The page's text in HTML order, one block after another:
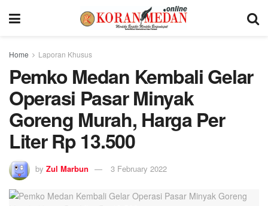
Home Laporan Khusus
Pemko Medan Kembali Gelar
Operasi Pasar Minyak
Goreng Murah, Harga Per
Liter Rp 13.500
by Zul Marbun 3 February 2022